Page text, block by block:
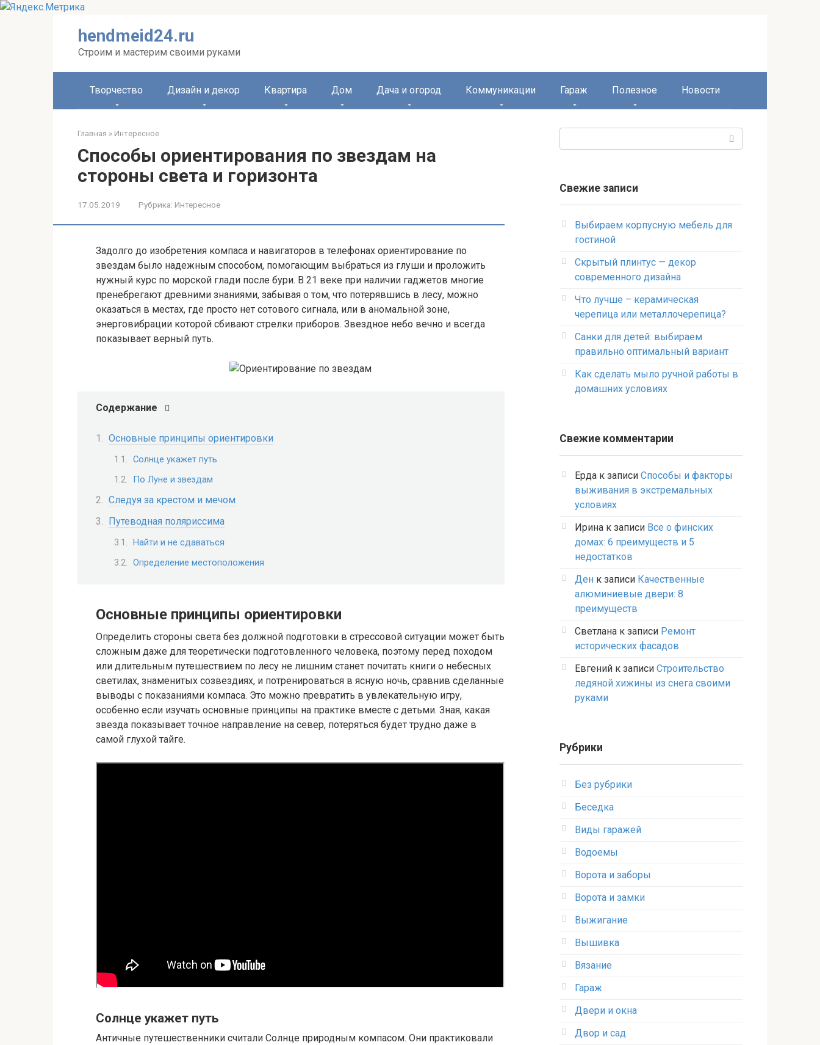
hendmeid24.ru
Строим и мастерим своими руками
Творчество Дизайн и декор Квартира Дом Дача и огород Коммуникации Гараж Полезное Новости
Главная » Интересное
Способы ориентирования по звездам на
стороны света и горизонта
17.05.2019 Рубрика: Интересное
Задолго до изобретения компаса и навигаторов в телефонах ориентирование по
звездам было надежным способом, помогающим выбраться из глуши и проложить
нужный курс по морской глади после бури. В 21 веке при наличии гаджетов многие
пренебрегают древними знаниями, забывая о том, что потерявшись в лесу, можно
оказаться в местах, где просто нет сотового сигнала, или в аномальной зоне,
энерговибрации которой сбивают стрелки приборов. Звездное небо вечно и всегда
показывает верный путь.
Содержание
Основные принципы ориентировки
Солнце укажет путь
По Луне и звездам
Следуя за крестом и мечом
Путеводная поляриссима
Найти и не сдаваться
Определение местоположения
Основные принципы ориентировки
Определить стороны света без должной подготовки в стрессовой ситуации может быть
сложным даже для теоретически подготовленного человека, поэтому перед походом
или длительным путешествием по лесу не лишним станет почитать книги о небесных
светилах, знаменитых созвездиях, и потренироваться в ясную ночь, сравнив сделанные
выводы с показаниями компаса. Это можно превратить в увлекательную игру,
особенно если изучать основные принципы на практике вместе с детьми. Зная, какая
звезда показывает точное направление на север, потеряться будет трудно даже в
самой глухой тайге.
Солнце укажет путь
Античные путешественники считали Солнце природным компасом. Они практиковали
Свежие записи
Выбираем корпусную мебель для
гостиной
Скрытый плинтус — декор
современного дизайна
Что лучше – керамическая
черепица или металлочерепица?
Санки для детей: выбираем
правильно оптимальный вариант
Как сделать мыло ручной работы в
домашних условиях
Свежие комментарии
Ерда к записи Способы и факторы
выживания в экстремальных
условиях
Ирина к записи Все о финских
домах: 6 преимуществ и 5
недостатков
Ден к записи Качественные
алюминиевые двери: 8
преимуществ
Светлана к записи Ремонт
исторических фасадов
Евгений к записи Строительство
ледяной хижины из снега своими
руками
Рубрики
Без рубрики
Беседка
Виды гаражей
Водоемы
Ворота и заборы
Ворота и замки
Выжигание
Вышивка
Вязание
Гараж
Двери и окна
Двор и сад